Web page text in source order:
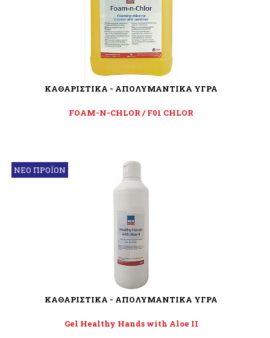
ΚΑΘΑΡΙΣΤΙΚΑ - ΑΠΟΛΥΜΑΝΤΙΚΑ ΥΓΡΑ
FOAM-N-CHLOR / F01 CHLOR
ΝΕΟ ΠΡΟΪΟΝ
ΚΑΘΑΡΙΣΤΙΚΑ - ΑΠΟΛΥΜΑΝΤΙΚΑ ΥΓΡΑ
Gel Healthy Hands with Aloe II